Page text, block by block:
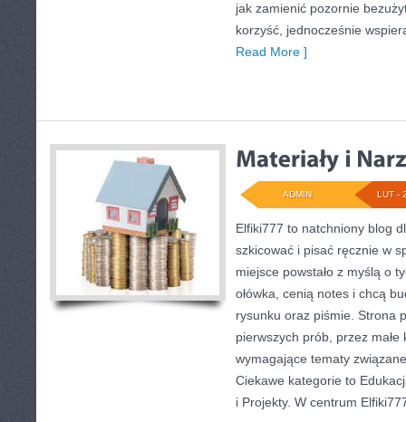
jak zamienić pozornie
korzyść, jednocześnie
Read More ]
LUT -
ADMIN
Elfiki777 to natchniony blog
szkicować i pisać ręcznie w
miejsce powstało z myślą o
ołówka, cenią notes i chcą
rysunku oraz piśmie. Strona
pierwszych prób, przez
wymagające tematy
Ciekawe kategorie to
i Projekty. W centrum